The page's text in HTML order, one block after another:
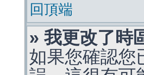
回頂端
» 我更改了時
如果您確認您